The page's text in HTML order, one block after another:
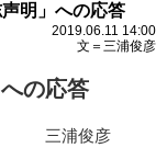
明」への応答
2019.06.11 14:00
文＝三浦俊彦
の応答
彦